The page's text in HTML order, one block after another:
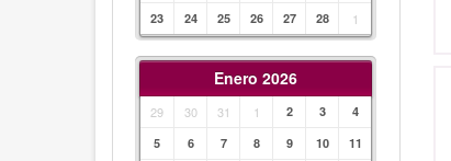
23
24 25 26 27 28 1
Enero 2026
29 30 31 1 2 3
4
5
6 7 8 9 10
11